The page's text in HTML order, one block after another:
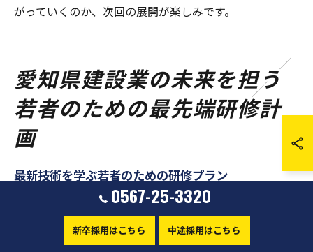
がっていくのか、次回の展開が楽しみです。
愛知県建設業の未来を担う
若者のための最先端研修計
画
最新技術を学ぶ若者のための研修プラン
愛知県の建設業界では、最新の技術を習得するための研
修プランが整備されています。これらの研修は、特に若
い世代をターゲットにしており、業界のニーズに即した
0567-25-3320
新卒採用はこちら 中途採用はこちら